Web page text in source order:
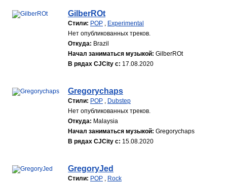
GilberROt
Стили: POP , Experimental
Нет опубликованных треков.
Откуда: Brazil
Начал заниматься музыкой: GilberROt
В рядах CJCity с: 17.08.2020
Gregorychaps
Стили: POP , Dubstep
Нет опубликованных треков.
Откуда: Malaysia
Начал заниматься музыкой: Gregorychaps
В рядах CJCity с: 15.08.2020
GregoryJed
Стили: POP , Rock